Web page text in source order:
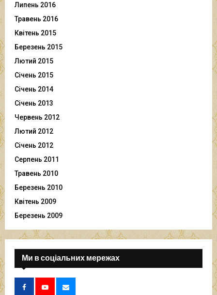
Липень 2016
Травень 2016
Квітень 2015
Березень 2015
Лютий 2015
Січень 2015
Січень 2014
Січень 2013
Червень 2012
Лютий 2012
Січень 2012
Серпень 2011
Травень 2010
Березень 2010
Квітень 2009
Березень 2009
Ми в соціальних мережах